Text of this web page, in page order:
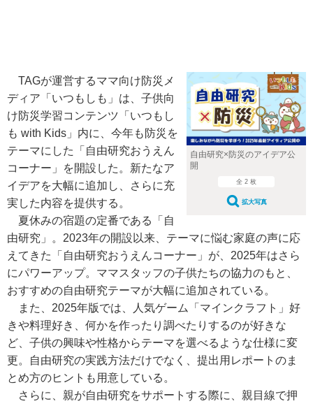
自由研究×防災のアイデア公
開
全 2 枚
拡大写真
TAGが運営するママ向け防災メ
ディア「いつもしも」は、子供向
け防災学習コンテンツ「いつもし
も with Kids」内に、今年も防災を
テーマにした「自由研究おうえん
コーナー」を開設した。新たなア
イデアを大幅に追加し、さらに充
実した内容を提供する。
夏休みの宿題の定番である「自
由研究」。2023年の開設以来、テーマに悩む家庭の声に応
えてきた「自由研究おうえんコーナー」が、2025年はさら
にパワーアップ。ママスタッフの子供たちの協力のもと、
おすすめの自由研究テーマが大幅に追加されている。
また、2025年版では、人気ゲーム「マインクラフト」好
きや料理好き、何かを作ったり調べたりするのが好きな
ど、子供の興味や性格からテーマを選べるような仕様に変
更。自由研究の実践方法だけでなく、提出用レポートのま
とめ方のヒントも用意している。
さらに、親が自由研究をサポートする際に、親目線で押